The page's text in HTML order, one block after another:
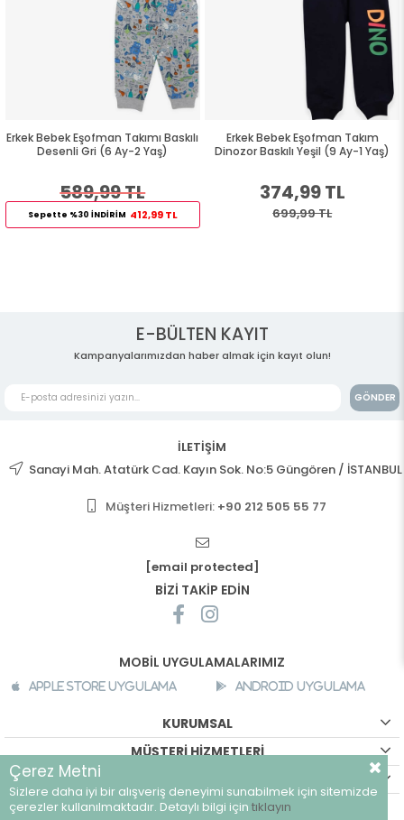
Erkek Bebek Eşofman Takımı Baskılı
Desenli Gri (6 Ay-2 Yaş)
589,99 TL
Sepette %30 İNDİRİM 412,99 TL
Erkek Bebek Eşofman Takım
Dinozor Baskılı Yeşil (9 Ay-1 Yaş)
374,99 TL
699,99 TL
E-BÜLTEN KAYIT
Kampanyalarımızdan haber almak için kayıt olun!
GÖNDER
İLETİŞİM
Sanayi Mah. Atatürk Cad. Kayın Sok. No:5 Güngören / İSTANBUL
Müşteri Hizmetleri: +90 212 505 55 77
[email protected]
BİZİ TAKİP EDİN
MOBİL UYGULAMALARIMIZ
Apple Store Uygulama Android Uygulama
KURUMSAL
MÜŞTERİ HİZMETLERİ
©breeze.com.tr - Tüm hakları saklıdır.
Çerez Metni
Sizlere daha iyi bir alışveriş deneyimi sunabilmek için sitemizde
çerezler kullanılmaktadır. Detaylı bilgi için tıklayın